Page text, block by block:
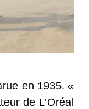
en 1935. «
de L’Oréal